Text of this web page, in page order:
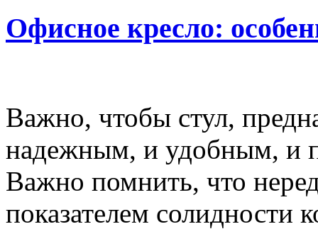
Офисное кресло:
Важно, чтобы стул,
надежным, и удобным, и
Важно помнить, что
показателем солидности